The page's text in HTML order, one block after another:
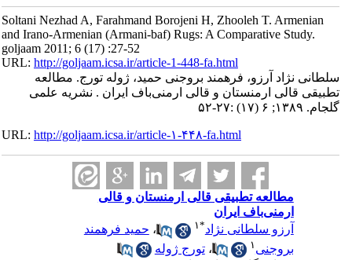
Soltani Nezhad A, Farahmand Borojeni H, Zhooleh T. Armenian
and Irano-Armenian (Armani-baf) Rugs: A Comparative Study.
goljaam 2011; 6 (17) :27-52
URL:http://goljaam.icsa.ir/article-1-448-fa.html
سلطانی نژاد آرزو، فرهمند بروجنی حمید، ژوله تورج. مطالعه
تطبیقی قالی ارمنستان و قالی ارمنی‌باف ایران . نشریه علمی
گلجام. ۱۳۸۹; ۶ (۱۷) :۲۷-۵۲
URL:http://goljaam.icsa.ir/article-۱-۴۴۸-fa.html
مطالعه تطبیقی قالی ارمنستان و قالی
ارمنی‌باف ایران
آرزو سلطانی نژاد *۱ ،حمید فرهمند
بروجنی
،تورج ژوله